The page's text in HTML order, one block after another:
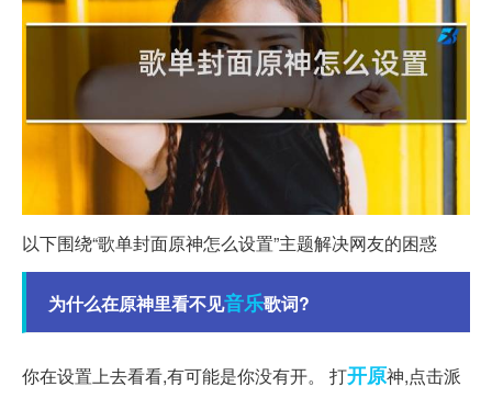
以下围绕“歌单封面原神怎么设置”主题解决网友的困惑
为什么在原神里看不见音乐歌词?
你在设置上去看看,有可能是你没有开。 打开原神,点击派